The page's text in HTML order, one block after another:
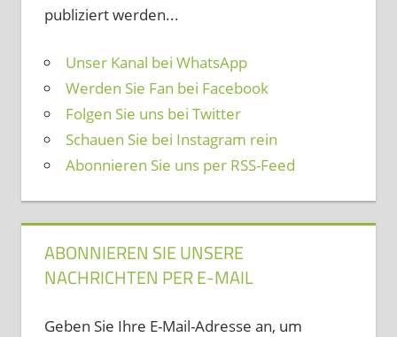
publiziert werden...
Unser Kanal bei WhatsApp
Werden Sie Fan bei Facebook
Folgen Sie uns bei Twitter
Schauen Sie bei Instagram rein
Abonnieren Sie uns per RSS-Feed
ABONNIEREN SIE UNSERE
NACHRICHTEN PER E-MAIL
Geben Sie Ihre E-Mail-Adresse an, um